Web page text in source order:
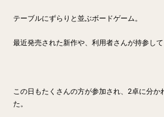
テーブルにずらりと並ぶボードゲーム。
最近発売された新作や、利用者さんが持参して
この日もたくさんの方が参加され、2卓に分か
た。